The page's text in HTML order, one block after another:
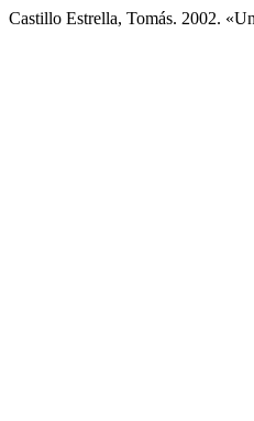
Castillo Estrella, Tomás. 2002.